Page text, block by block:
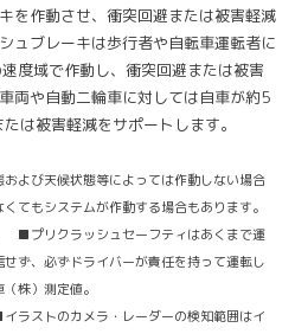
を作動させ、衝突回避または被害軽減
ュブレーキは歩行者や自転車運転者に
度域で作動し、衝突回避または被害
両や自動二輪車に対しては自車が約5
は被害軽減をサポートします。
よび天候状態等によっては作動しない場合
てもシステムが作動する場合もあります。
■プリクラッシュセーフティはあくまで運
ず、必ずドライバーが責任を持って運転し
株）測定値。
ストのカメラ・レーダーの検知範囲はイ